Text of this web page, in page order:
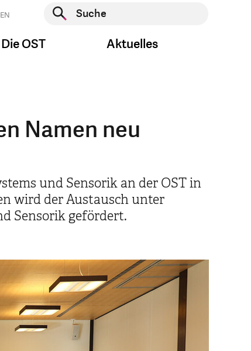
EN
Suche starten
Die OST Aktuelles
Namen neu
und Sensorik an der OST in
wird der Austausch unter
Sensorik gefördert.